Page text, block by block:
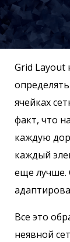
Grid Layout
ячейках
факт, что
каждую
каждый
еще лучше.
Все это
неявной